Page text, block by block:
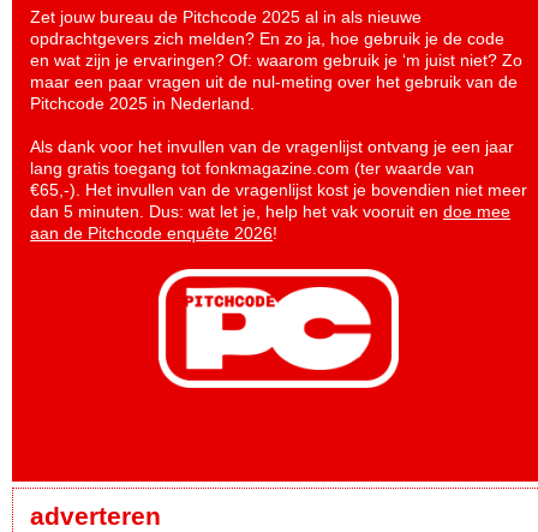
Zet jouw bureau de Pitchcode 2025 al in als nieuwe
opdrachtgevers zich melden? En zo ja, hoe gebruik je de code
en wat zijn je ervaringen? Of: waarom gebruik je ‘m juist niet? Zo
maar een paar vragen uit de nul-meting over het gebruik van de
Pitchcode 2025 in Nederland.
Als dank voor het invullen van de vragenlijst ontvang je een jaar
lang gratis toegang tot fonkmagazine.com (ter waarde van
€65,-). Het invullen van de vragenlijst kost je bovendien niet meer
dan 5 minuten. Dus: wat let je, help het vak vooruit en doe mee
aan de Pitchcode enquête 2026!
adverteren